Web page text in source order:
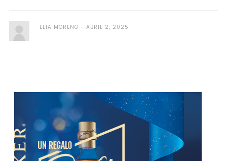
ELIA MORENO ABRIL 2, 2025